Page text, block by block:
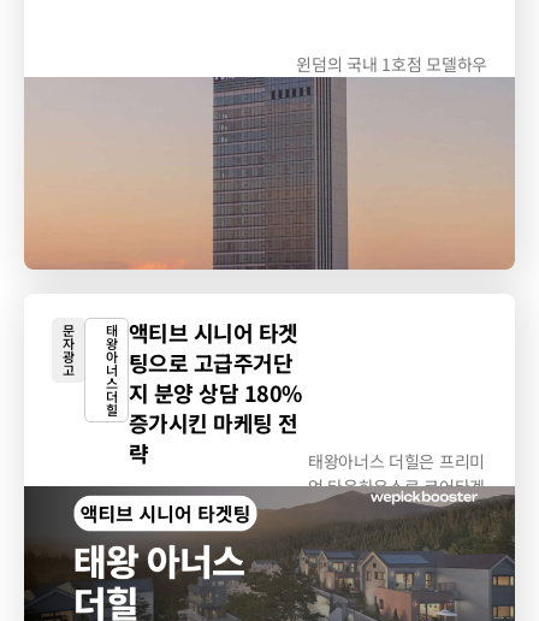
윈덤의 국내 1호점 모델하우
스 방문 예약 신청자 모집...
문
자
광
고
태
왕
아
너
스
더
힐
액티브 시니어 타겟
팅으로 고급주거단
지 분양 상담 180%
증가시킨 마케팅 전
략
태왕아너스 더힐은 프리미
엄 타운하우스로 코어타겟
광고를 통해 정확한...